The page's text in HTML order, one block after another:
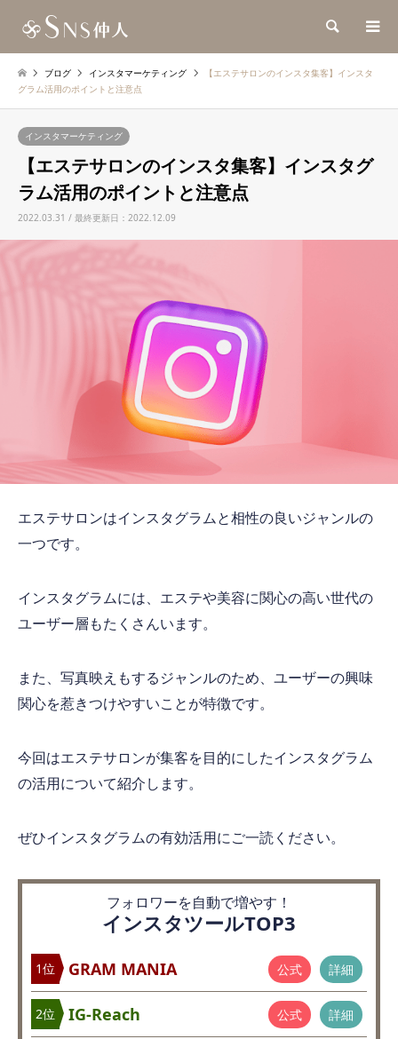
検索
ブログ インスタマーケティング
【エステサロンのインスタ集客】インスタ
グラム活用のポイントと注意点
インスタマーケティング
【エステサロンのインスタ集客】インスタグ
ラム活用のポイントと注意点
2022.03.31 / 最終更新日：2022.12.09
エステサロンはインスタグラムと相性の良いジャンルの
一つです。
インスタグラムには、エステや美容に関心の高い世代の
ユーザー層もたくさんいます。
また、写真映えもするジャンルのため、ユーザーの興味
関心を惹きつけやすいことが特徴です。
今回はエステサロンが集客を目的にしたインスタグラム
の活用について紹介します。
ぜひインスタグラムの有効活用にご一読ください。
フォロワーを自動で増やす！
インスタツールTOP3
1位 GRAM MANIA 公式 詳細
2位 IG-Reach 公式 詳細